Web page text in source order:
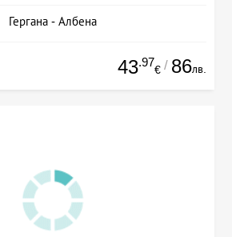
Гергана - Албена
43.97
€ / 86лв.